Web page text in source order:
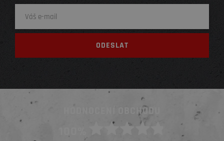
HODNOCENÍ OBCHODU